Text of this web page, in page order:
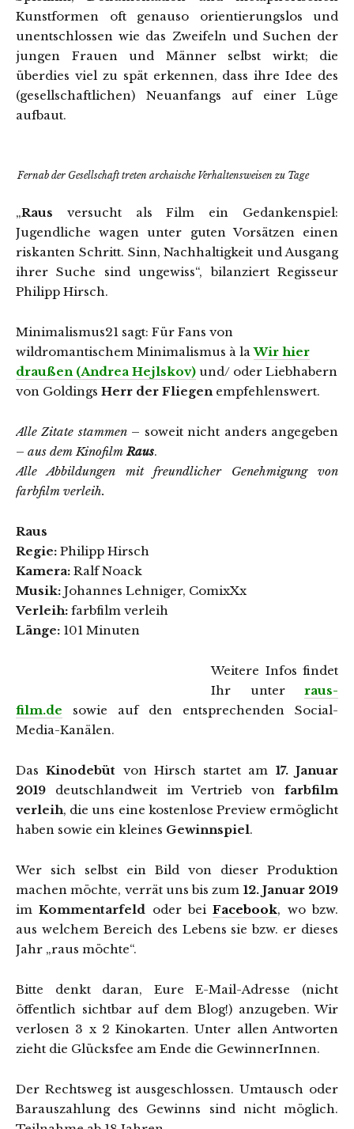
Kunstformen oft genauso orientierungslos und
unentschlossen wie das Zweifeln und Suchen der
jungen Frauen und Männer selbst wirkt; die
überdies viel zu spät erkennen, dass ihre Idee des
(gesellschaftlichen) Neuanfangs auf einer Lüge
aufbaut.
Fernab der Gesellschaft treten archaische Verhaltensweisen zu Tage
„Raus versucht als Film ein Gedankenspiel:
Jugendliche wagen unter guten Vorsätzen einen
riskanten Schritt. Sinn, Nachhaltigkeit und Ausgang
ihrer Suche sind ungewiss“, bilanziert Regisseur
Philipp Hirsch.
Minimalismus21 sagt: Für Fans von
wildromantischem Minimalismus à laWir hier
draußen (Andrea Hejlskov) und/ oder Liebhabern
von Goldings Herr der Fliegen empfehlenswert.
Alle Zitate stammen– soweit nicht anders angegeben
– aus dem Kinofilm Raus.
Alle Abbildungen mit freundlicher Genehmigung von
farbfilm verleih.
Raus
Regie: Philipp Hirsch
Kamera: Ralf Noack
Musik: Johannes Lehniger, ComixXx
Verleih: farbfilm verleih
Länge: 101 Minuten
Weitere Infos findet
Ihr unter raus-
film.de sowie auf den entsprechenden Social-
Media-Kanälen.
DasKinodebüt von Hirsch startet am 17. Januar
2019 deutschlandweit im Vertrieb von farbfilm
verleih, die uns eine kostenlose Preview ermöglicht
haben sowie ein kleines Gewinnspiel.
Wer sich selbst ein Bild von dieser Produktion
machen möchte, verrät uns bis zum 12. Januar 2019
imKommentarfeld oder beiFacebook, wo bzw.
aus welchem Bereich des Lebens sie bzw. er dieses
Jahr „raus möchte“.
Bitte denkt daran, Eure E-Mail-Adresse (nicht
öffentlich sichtbar auf dem Blog!) anzugeben. Wir
verlosen 3 x 2 Kinokarten. Unter allen Antworten
zieht die Glücksfee am Ende die GewinnerInnen.
Der Rechtsweg ist ausgeschlossen. Umtausch oder
Barauszahlung des Gewinns sind nicht möglich.